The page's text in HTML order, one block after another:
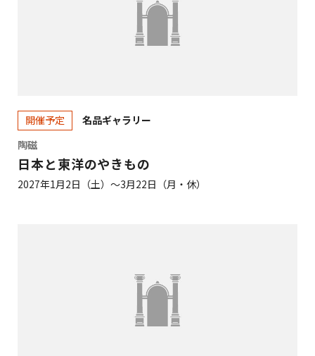
開催予定
名品ギャラリー
陶磁
日本と東洋のやきもの
2027年1月2日（土）～3月22日（月・休）